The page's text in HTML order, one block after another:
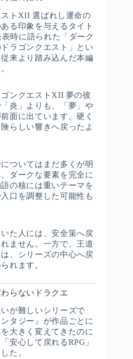
ストXII 選ばれし運命の
る印象を与えるタイト
時に語られた「ダーク
ラゴンクエスト」とい
来より踏み込んだ本編
ンクエストXII 夢の彼
炎」よりも、「夢」や
面に出ています。硬く
らしい響きへ戻ったよ
ついてはまだ多くが明
ダークな要素を完全に
の核には重いテーマを
口を調整した可能性も
た人には、安全策へ戻
ません。一方で、王道
、シリーズの中心へ戻
れます。
らないドラクエ
が難しいシリーズで
タジー』が作品ごとに
大きく変えてきたのに
安心して戻れるRPG」
た。